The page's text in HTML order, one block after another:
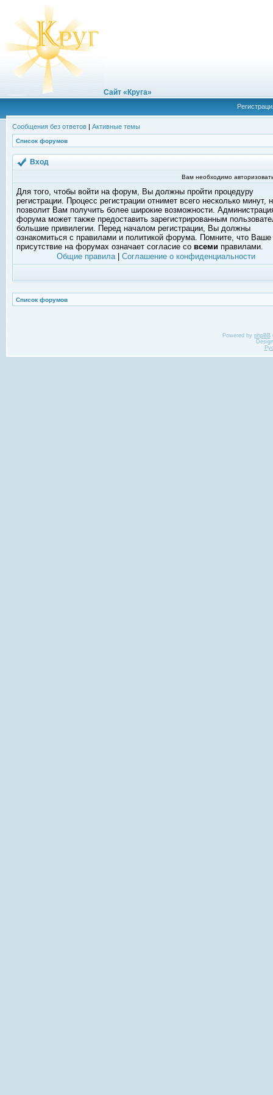
Сайт «Круга»
Сообщения без ответов | Активные темы
Список форумов
Вход
Вам необходимо
Для того, чтобы войти на форум, Вы должны пройти процедуру
регистрации. Процесс регистрации отнимет всего несколько минут,
позволит Вам получить более широкие возможности.
форума может также предоставить зарегистрированным
большие привилегии. Перед началом регистрации, Вы должны
ознакомиться с правилами и политикой форума. Помните, что Ваше
присутствие на форумах означает согласие со всеми правилами.
Общие правила| Соглашение о конфиденциальности
Список форумов
Powered by phpBB